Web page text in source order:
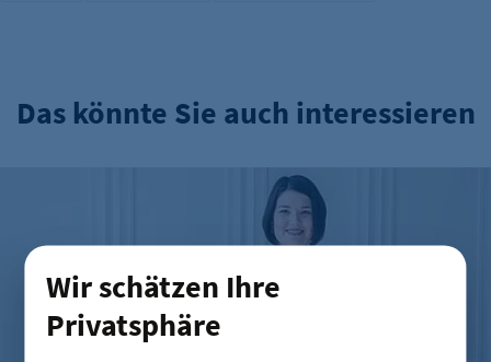
Wir schätzen Ihre
Privatsphäre
Das könnte Sie auch interessieren
Mut zur Nachfolge: Wenn sich Tradition und Innovation